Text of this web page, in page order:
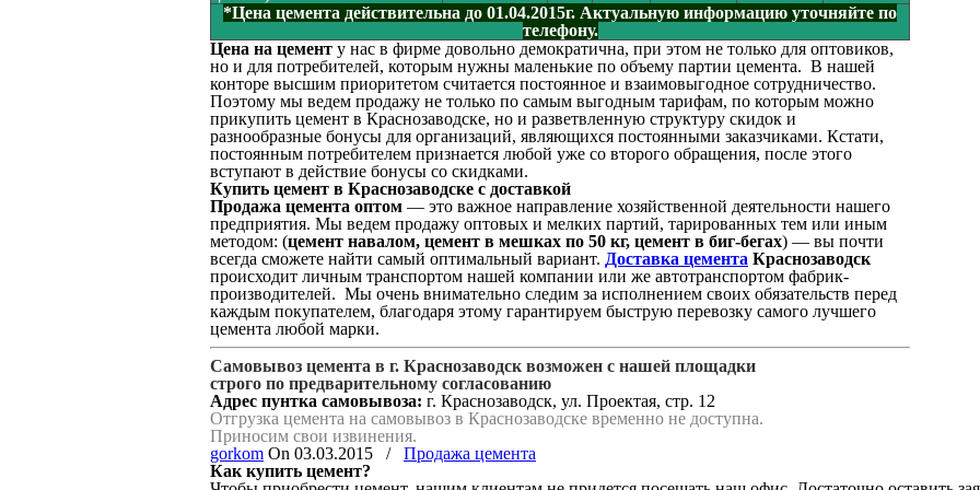
*Цена цемента действительна до 01.04.2015г. Актуальную информацию уточняйте по
телефону.
Цена на цемент у нас в фирме довольно демократична, при этом не только для оптовиков,
но и для потребителей, которым нужны маленькие по объему партии цемента. В нашей
конторе высшим приоритетом считается постоянное и взаимовыгодное сотрудничество.
Поэтому мы ведем продажу не только по самым выгодным тарифам, по которым можно
прикупить цемент в Краснозаводске, но и разветвленную структуру скидок и
разнообразные бонусы для организаций, являющихся постоянными заказчиками. Кстати,
постоянным потребителем признается любой уже со второго обращения, после этого
вступают в действие бонусы со скидками.
Купить цемент в Краснозаводске с доставкой
Продажа цемента оптом — это важное направление хозяйственной деятельности нашего
предприятия. Мы ведем продажу оптовых и мелких партий, тарированных тем или иным
методом: (цемент навалом, цемент в мешках по 50 кг, цемент в биг-бегах) — вы почти
всегда сможете найти самый оптимальный вариант. Доставка цемента Краснозаводск
происходит личным транспортом нашей компании или же автотранспортом фабрик-
производителей. Мы очень внимательно следим за исполнением своих обязательств перед
каждым покупателем, благодаря этому гарантируем быструю перевозку самого лучшего
цемента любой марки.
Самовывоз цемента в г. Краснозаводск возможен с нашей площадки
строго по предварительному согласованию
Адрес пунтка самовывоза: г. Краснозаводск, ул. Проектая, стр. 12
Отгрузка цемента на самовывоз в Краснозаводске временно не доступна.
Приносим свои извинения.
gorkom On 03.03.2015 / Продажа цемента
Как купить цемент?